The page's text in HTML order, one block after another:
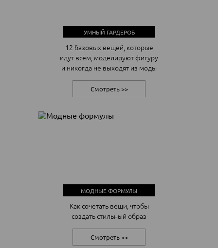
УМНЫЙ ГАРДЕРОБ
12 базовых вещей, которые
идут всем, моделируют фигуру
и никогда не выходят из моды
Смотреть >>
МОДНЫЕ ФОРМУЛЫ
Как сочетать вещи, чтобы
создать стильный образ
Смотреть >>